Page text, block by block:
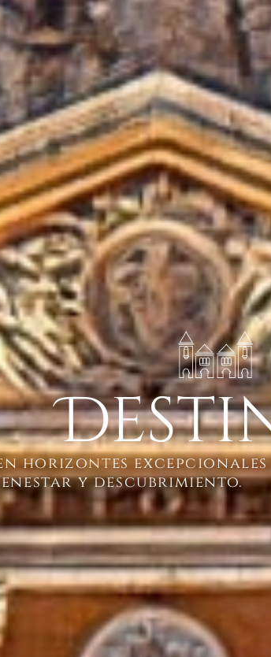
horizontes excepcionales
y descubrimiento.